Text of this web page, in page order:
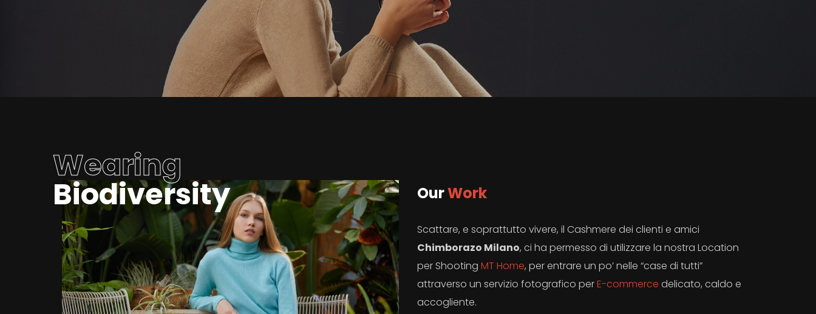
Wearing
Biodiversity OurWork
Scattare, e soprattutto vivere, il Cashmere dei clienti e amici
Chimborazo Milano, ci ha permesso di utilizzare la nostra Location
per Shooting MT Home, per entrare un po’ nelle “case di tutti”
attraverso un servizio fotografico perE-commerce delicato, caldo e
accogliente.